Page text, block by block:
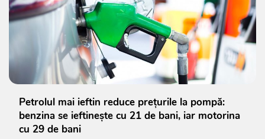
Petrolul mai ieftin reduce prețurile la pompă:
benzina se ieftinește cu 21 de bani, iar motorina
cu 29 de bani